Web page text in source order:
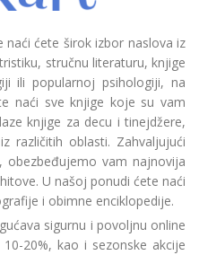
ćete širok izbor naslova iz
stručnu literaturu, knjige
ili popularnoj psihologiji, na
naći sve knjige koje su vam
knjige za decu i tinejdžere,
različitih oblasti. Zahvaljujući
obezbeđujemo vam najnovija
U našoj ponudi ćete naći
i obimne enciklopedije.
sigurnu i povoljnu online
20%, kao i sezonske akcije